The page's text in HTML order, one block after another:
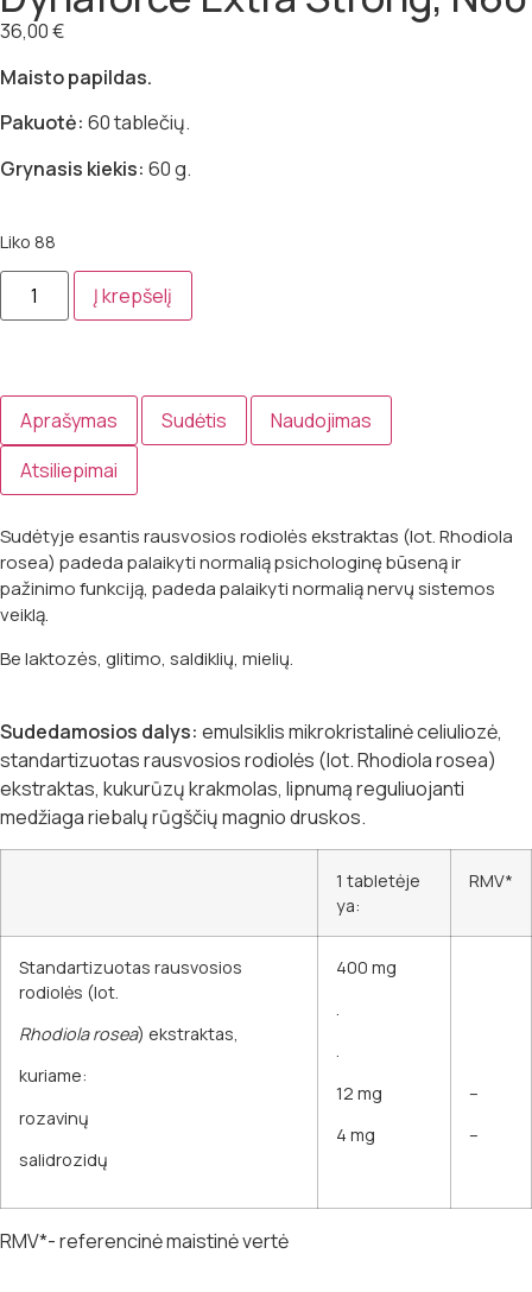
36,00€
Maisto papildas.
Pakuotė: 60 tablečių.
Grynasis kiekis: 60 g.
Liko 88
Į krepšelį
Aprašymas Sudėtis
Naudojimas
Atsiliepimai
Sudėtyje esantis rausvosios rodiolės ekstraktas (lot. Rhodiola
rosea) padeda palaikyti normalią psichologinę būseną ir
pažinimo funkciją, padeda palaikyti normalią nervų sistemos
veiklą.
Be laktozės, glitimo, saldiklių, mielių.
Sudedamosios dalys: emulsiklis mikrokristalinė celiuliozė,
standartizuotas rausvosios rodiolės (lot. Rhodiola rosea)
ekstraktas, kukurūzų krakmolas, lipnumą reguliuojanti
medžiaga riebalų rūgščių magnio druskos.
1 tabletėje
ya:
RMV*
Standartizuotas rausvosios
rodiolės (lot.
Rhodiola rosea) ekstraktas,
kuriame:
rozavinų
salidrozidų
400 mg
.
.
12 mg
4 mg
–
–
RMV*- referencinė maistinė vertė